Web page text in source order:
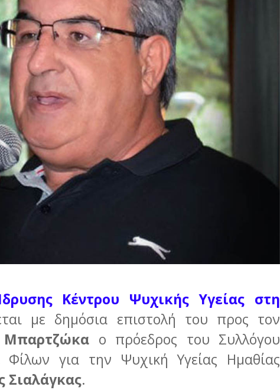
Κέντρου Ψυχικής Υγείας στη
με δημόσια επιστολή του προς τον
ο πρόεδρος του Συλλόγου
Φίλων για την Ψυχική Υγείας Ημαθίας
Σιαλάγκας.